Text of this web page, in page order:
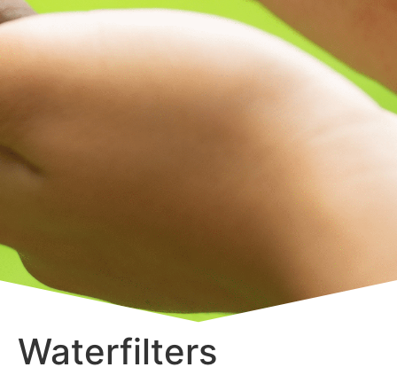
Waterfilters